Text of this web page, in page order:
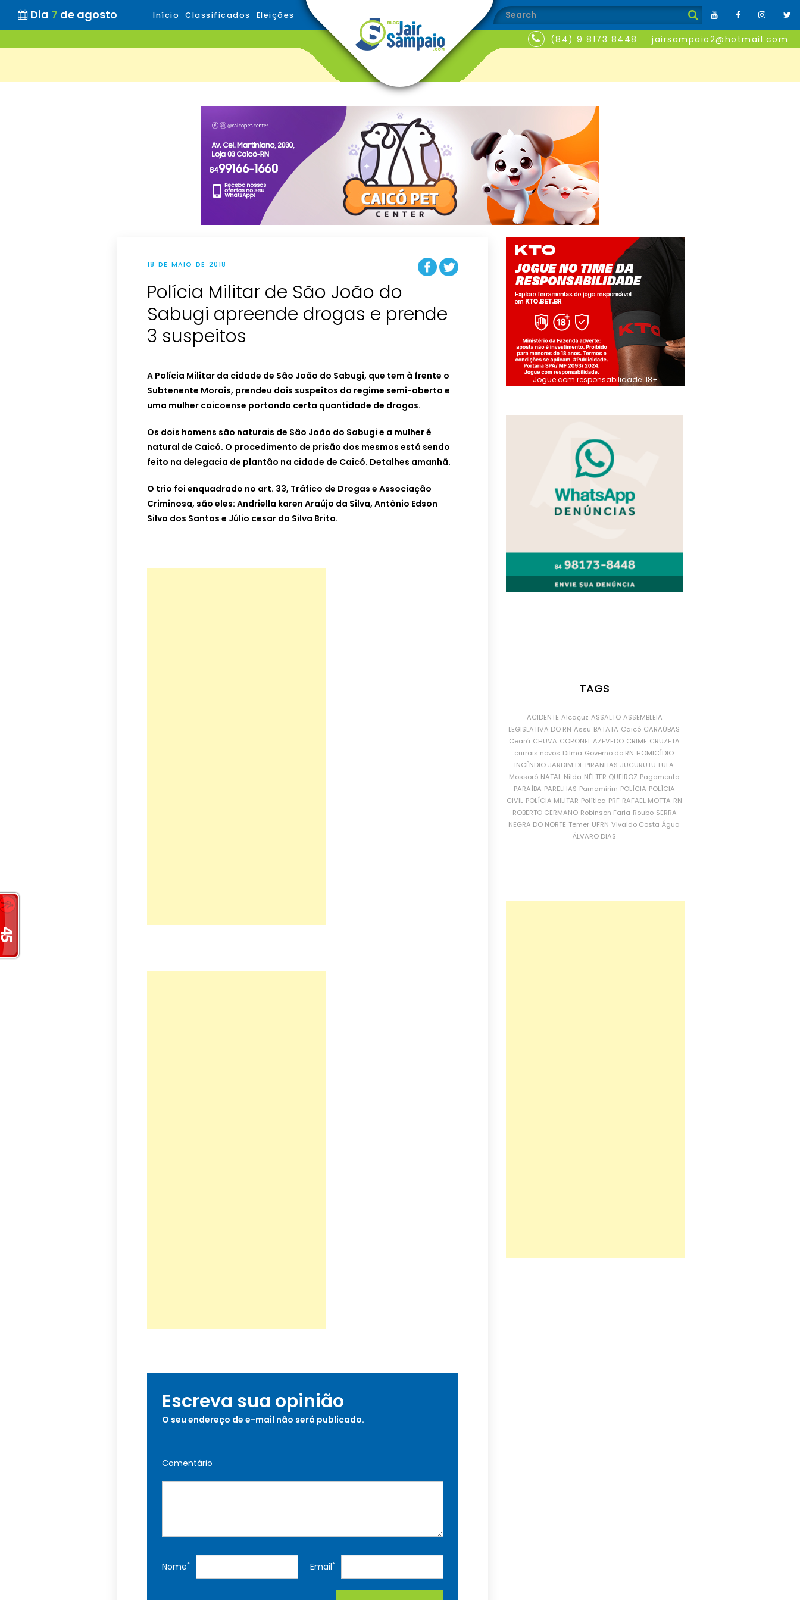
Dia 7 de agosto Início Classificados Eleições
(84) 9 8173 8448 jairsampaio2@hotmail.com
18 DE MAIO DE 2018
Polícia Militar de São João do
Sabugi apreende drogas e prende
3 suspeitos
A Polícia Militar da cidade de São João do Sabugi, que tem à frente o
Subtenente Morais, prendeu dois suspeitos do regime semi-aberto e
uma mulher caicoense portando certa quantidade de drogas.
Os dois homens são naturais de São João do Sabugi e a mulher é
natural de Caicó. O procedimento de prisão dos mesmos está sendo
feito na delegacia de plantão na cidade de Caicó. Detalhes amanhã.
O trio foi enquadrado no art. 33, Tráfico de Drogas e Associação
Criminosa, são eles: Andriella karen Araújo da Silva, Antônio Edson
Silva dos Santos e Júlio cesar da Silva Brito.
Escreva sua opinião
O seu endereço de e-mail não será publicado.
Comentário
Nome* Email*
Jogue com responsabilidade. 18+
TAGS
ACIDENTE Alcaçuz ASSALTO ASSEMBLEIA
LEGISLATIVA DO RN Assu BATATA Caicó CARAÚBAS
Ceará CHUVA CORONEL AZEVEDO CRIME CRUZETA
currais novos Dilma Governo do RN HOMICÍDIO
INCÊNDIO JARDIM DE PIRANHAS JUCURUTU LULA
Mossoró NATAL Nilda NÉLTER QUEIROZ Pagamento
PARAÍBA PARELHAS Parnamirim POLÍCIA POLÍCIA
CIVIL POLÍCIA MILITAR Política PRF RAFAEL MOTTA RN
ROBERTO GERMANO Robinson Faria Roubo SERRA
NEGRA DO NORTE Temer UFRN Vivaldo Costa Água
ÁLVARO DIAS